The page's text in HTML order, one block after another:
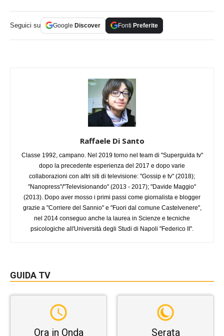
Seguici su Google Discover Fonti Preferite
Raffaele Di Santo
Classe 1992, campano. Nel 2019 torno nel team di "Superguida tv"
dopo la precedente esperienza del 2017 e dopo varie
collaborazioni con altri siti di televisione: "Gossip e tv" (2018);
"Nanopress"/"Televisionando" (2013 - 2017); "Davide Maggio"
(2013). Dopo aver mosso i primi passi come giornalista e blogger
grazie a "Corriere del Sannio" e "Fuori dal comune Castelvenere",
nel 2014 conseguo anche la laurea in Scienze e tecniche
psicologiche all'Università degli Studi di Napoli "Federico II".
GUIDA TV
Ora in Onda Serata